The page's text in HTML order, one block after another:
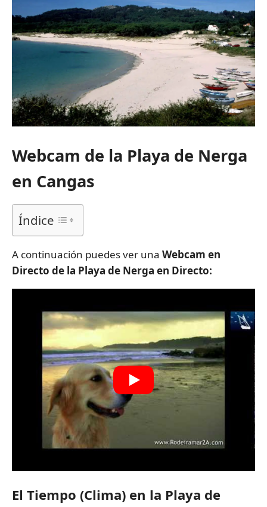
Webcam de la Playa de Nerga
en Cangas
Índice
A continuación puedes ver una Webcam en
Directo de la Playa de Nerga en Directo:
El Tiempo (Clima) en la Playa de